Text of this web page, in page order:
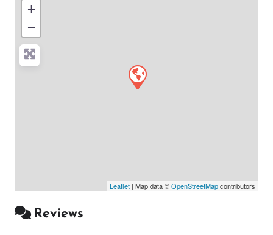
+
−
Leaflet | Map data ©OpenStreetMapcontributors
Reviews